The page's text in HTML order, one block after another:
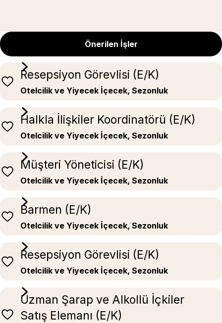
Önerilen İşler
Resepsiyon Görevlisi (E/K)
Otelcilik ve Yiyecek İçecek, Sezonluk
Halkla İlişkiler Koordinatörü (E/K)
Otelcilik ve Yiyecek İçecek, Sezonluk
Müşteri Yöneticisi (E/K)
Otelcilik ve Yiyecek İçecek, Sezonluk
Barmen (E/K)
Otelcilik ve Yiyecek İçecek, Sezonluk
Resepsiyon Görevlisi (E/K)
Otelcilik ve Yiyecek İçecek, Sezonluk
Uzman Şarap ve Alkollü İçkiler
Satış Elemanı (E/K)